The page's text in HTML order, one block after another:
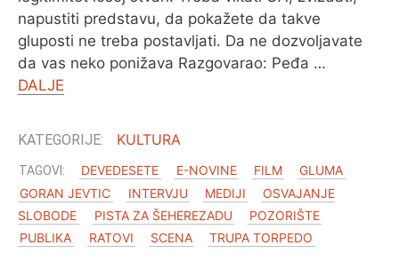
napustiti predstavu, da pokažete da takve
gluposti ne treba postavljati. Da ne dozvoljavate
da vas neko ponižava Razgovarao: Peđa …
DALJE
KULTURA
DEVEDESETE E-NOVINE FILM
GLUMA
GORAN JEVTIC
INTERVJU MEDIJI
OSVAJANJE
SLOBODE
PISTA ZA ŠEHEREZADU
POZORIŠTE
PUBLIKA
RATOVI SCENA TRUPA TORPEDO